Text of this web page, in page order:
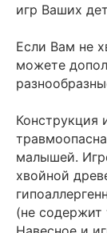
игр Ваших
Если Вам не
можете
Конструкция
малышей.
хвойной
(не содержит